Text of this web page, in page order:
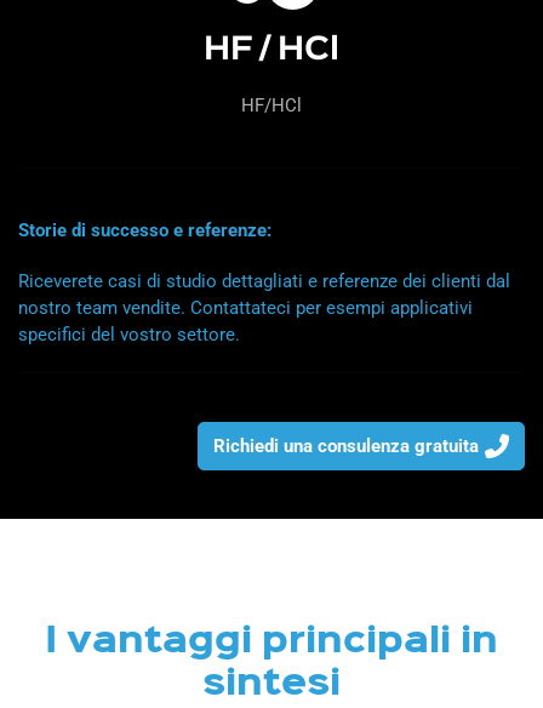
HF / HCl
HF/HCl
Storie di successo e referenze:
Riceverete casi di studio dettagliati e referenze dei clienti dal
nostro team vendite. Contattateci per esempi applicativi
specifici del vostro settore.
Richiedi una consulenza gratuita
I vantaggi principali in
sintesi